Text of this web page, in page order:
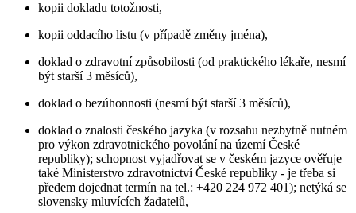
kopii dokladu totožnosti,
kopii oddacího listu (v případě změny jména),
doklad o zdravotní způsobilosti (od praktického lékaře, nesmí
být starší 3 měsíců),
doklad o bezúhonnosti (nesmí být starší 3 měsíců),
doklad o znalosti českého jazyka (v rozsahu nezbytně nutném
pro výkon zdravotnického povolání na území České
republiky); schopnost vyjadřovat se v českém jazyce ověřuje
také Ministerstvo zdravotnictví České republiky - je třeba si
předem dojednat termín na tel.: +420 224 972 401); netýká se
slovensky mluvících žadatelů,